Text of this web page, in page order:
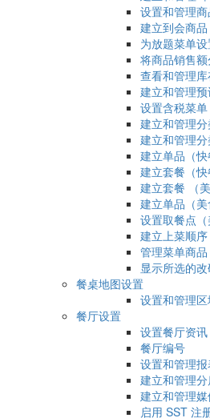
设置和管理
建立到会商品
为放题菜单
将商品销售
查看和管理
建立和管理
设置含税菜单
建立和管理分
建立和管理分
建立单品（快
建立套餐（快
建立套餐 （美
建立单品（美
设置取餐点（
建立上菜顺序
管理菜单商品
显示所选的
餐桌地图设置
设置和管理
餐厅设置
设置餐厅资讯
餐厅编号
设置和管理
建立和管理
建立和管理
启用 SST 注